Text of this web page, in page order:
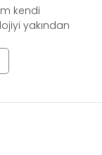
kendi
yakından